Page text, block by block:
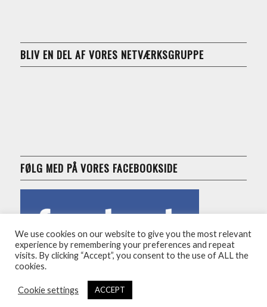
BLIV EN DEL AF VORES NETVÆRKSGRUPPE
FØLG MED PÅ VORES FACEBOOKSIDE
We use cookies on our website to give you the most relevant
experience by remembering your preferences and repeat
visits. By clicking “Accept”, you consent to the use of ALL the
cookies.
Cookie settings ACCEPT